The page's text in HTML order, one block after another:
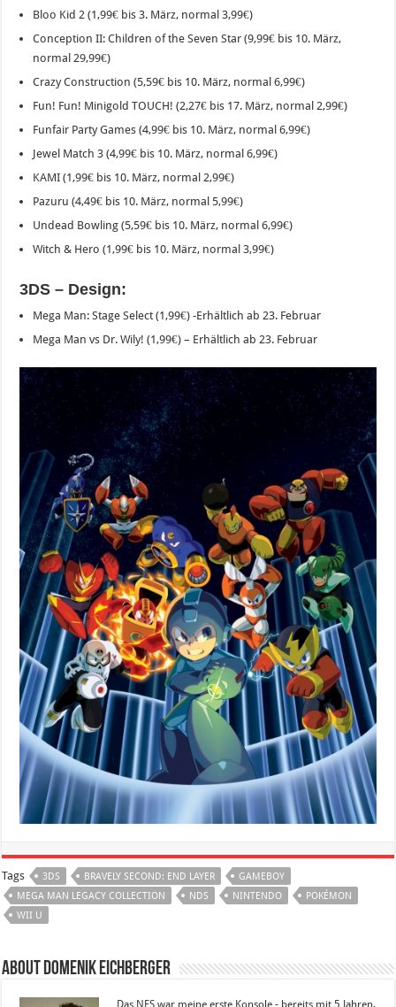
Bloo Kid 2 (1,99€ bis 3. März, normal 3,99€)
Conception II: Children of the Seven Star (9,99€ bis 10. März,
normal 29,99€)
Crazy Construction (5,59€ bis 10. März, normal 6,99€)
Fun! Fun! Minigold TOUCH! (2,27€ bis 17. März, normal 2,99€)
Funfair Party Games (4,99€ bis 10. März, normal 6,99€)
Jewel Match 3 (4,99€ bis 10. März, normal 6,99€)
KAMI (1,99€ bis 10. März, normal 2,99€)
Pazuru (4,49€ bis 10. März, normal 5,99€)
Undead Bowling (5,59€ bis 10. März, normal 6,99€)
Witch & Hero (1,99€ bis 10. März, normal 3,99€)
3DS – Design:
Mega Man: Stage Select (1,99€) -Erhältlich ab 23. Februar
Mega Man vs Dr. Wily! (1,99€) – Erhältlich ab 23. Februar
Tags 3DS BRAVELY SECOND: END LAYER
GAMEBOY
MEGA MAN LEGACY COLLECTION
NDS NINTENDO
POKÉMON
WII U
About Domenik Eichberger
Das NES war meine erste Konsole - bereits mit 5 Jahren.